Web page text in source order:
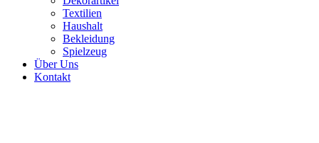
Textilien
Haushalt
Bekleidung
Spielzeug
Über Uns
Kontakt